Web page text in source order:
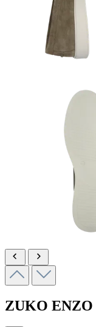
ZUKO ENZO